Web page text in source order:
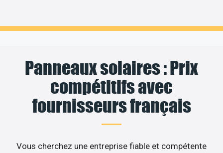
Panneaux solaires : Prix
compétitifs avec
fournisseurs français
Vous cherchez une entreprise fiable et compétente